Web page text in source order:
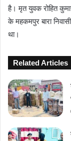
है। मृत युवक रोहित
के महकमपुर बारा
था।
Related Articles